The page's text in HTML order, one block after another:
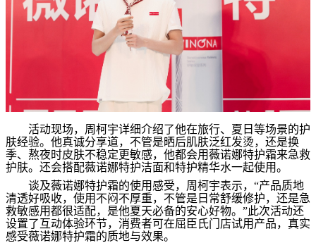
活动现场， 周柯宇详细介绍了他在旅行、夏日等场景的护
肤经验。他真诚分享道，不管是晒后肌肤泛红发烫，还是换
季、熬夜时皮肤不稳定更敏感，他都会用薇诺娜特护霜来急救
护肤。还会搭配薇诺娜特护洁面和特护精华水一起使用。
谈及薇诺娜特护霜的使用感受， 周柯宇表示， “产品质地
清透好吸收，使用不闷不厚重，不管是日常舒缓修护，还是急
救敏感用都很适配，是他夏天必备的安心好物。 ”此次活动还
设置了互动体验环节，消费者可在屈臣氏门店试用产品，真实
感受薇诺娜特护霜的质地与效果。